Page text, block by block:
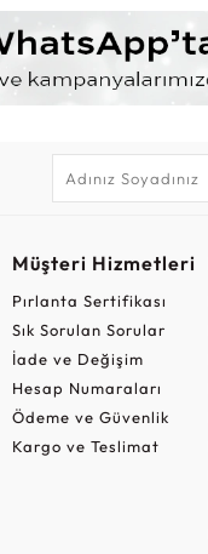
Müşteri Hizmetleri
Pırlanta Sertifikası
Sık Sorulan Sorular
İade ve Değişim
Hesap Numaraları
Ödeme ve Güvenlik
Kargo ve Teslimat